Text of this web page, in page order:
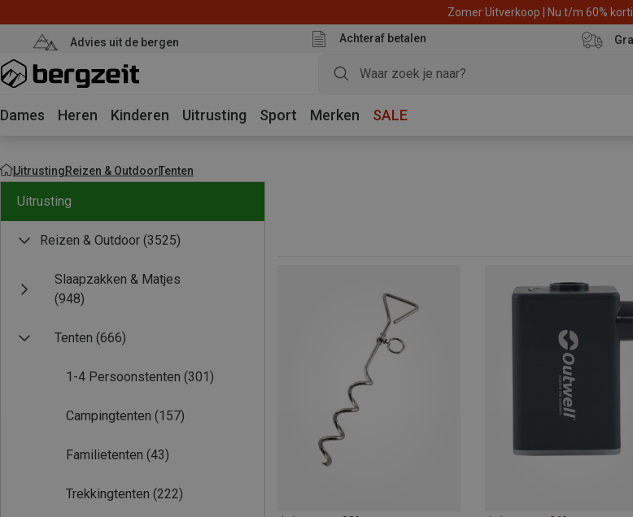
Zomer Uitverkoop | Nu t/m 60%
Advies uit de bergen Achteraf betalen
Dames Heren Kinderen Uitrusting Sport Merken SALE
UitrustingReizen & OutdoorTenten
Uitrusting
Reizen & Outdoor (3525)
Slaapzakken & Matjes
(948)
Tenten (666)
1-4 Persoonstenten (301)
Campingtenten (157)
Familietenten (43)
Trekkingtenten (222)